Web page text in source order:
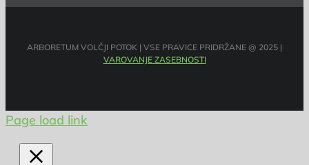
ARBORETUM VOLČJI POTOK | VSE PRAVICE PRIDRŽANE @ 2025 |
VAROVANJE ZASEBNOSTI
Page load link